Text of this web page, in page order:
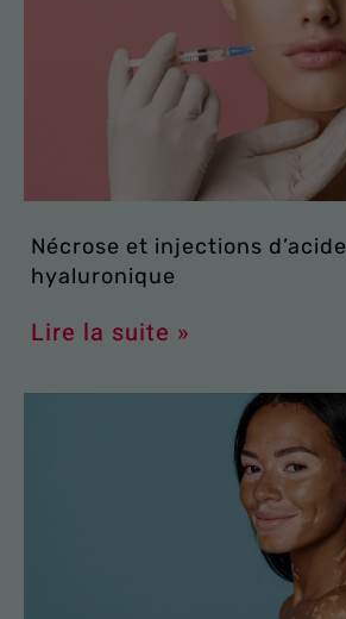
Nécrose et injections d’acide
hyaluronique
Lire la suite »